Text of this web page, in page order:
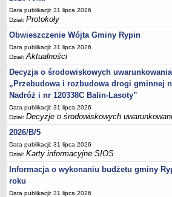
Projekty uchwał
Protokoły
Imienne wykazy głosowań radnych
Postać dokumentów
Akty Prawne, Dzienniki Ustaw, Monitory
Prawo miejscowe
Studium uwarunkowań i kierunków
przestrzennego
Dane przestrzenne - MPZP
Stałe obwody głosowania, numery,
obwodowych komisji wyborczych, opis
Plan ogólny gminy Rypin
Data publikacji: 31 lipca 2026
Dział:Protokoły
Obwieszczenie Wójta Gminy Rypin
Data publikacji: 31 lipca 2026
Dział:Aktualności
Decyzja o środowiskowych
„Przebudowa i rozbudowa drogi gminnej
Nadróż i nr 120338C Balin-Lasoty”
Data publikacji: 31 lipca 2026
Dział:Decyzje o środowiskowych
2026/B/5
Data publikacji: 31 lipca 2026
Dział:Karty informacyjne SIOS
Informacja o wykonaniu budżetu gminy
roku
Data publikacji: 31 lipca 2026